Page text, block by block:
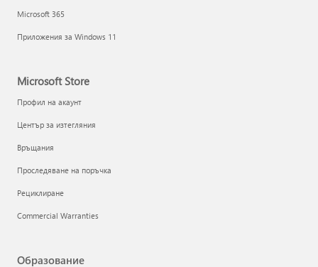
Microsoft 365
Приложения за Windows 11
Microsoft Store
Профил на акаунт
Център за изтегляния
Връщания
Проследяване на поръчка
Рециклиране
Commercial Warranties
Образование